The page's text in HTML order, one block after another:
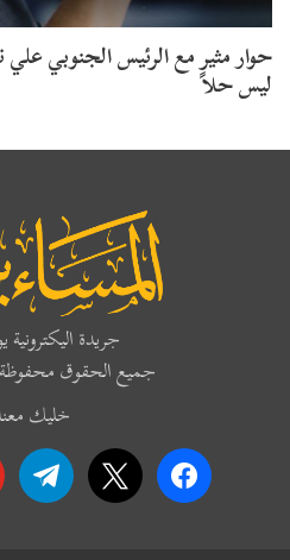
حوار مثير مع الرئيس الجنوبي
ليس حلاً
جريدة اليكترونية
جميع الحقوق محفوظة
خليك
facebook
x
telegram